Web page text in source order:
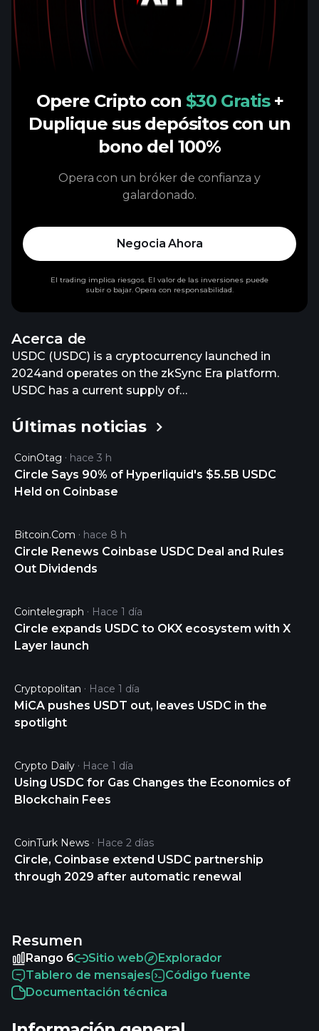
Acerca de
USDC (USDC) is a cryptocurrency launched in
2024and operates on the zkSync Era platform.
USDC has a current supply of
USDC is 0.99989777 USD and is up 0.01 over the
market(s) with $7,058,197,204.08 traded over the
last 24 hours. More information can be found at
https://www.circle.com/en/usdc.
Últimas noticias
CoinOtag hace 3 h
Circle Says 90% of Hyperliquid's $5.5B USDC
Held on Coinbase
Bitcoin.com hace 8 h
Circle Renews Coinbase USDC Deal and Rules
Out Dividends
Cointelegraph Hace 1 día
Circle expands USDC to OKX ecosystem with X
Layer launch
Cryptopolitan Hace 1 día
MiCA pushes USDT out, leaves USDC in the
spotlight
Crypto Daily Hace 1 día
Using USDC for Gas Changes the Economics of
Blockchain Fees
CoinTurk News Hace 2 días
Circle, Coinbase extend USDC partnership
through 2029 after automatic renewal
Resumen
Rango 6 Sitio web
Explorador
Tablero de mensajes
Código fuente
Documentación técnica
Opere Cripto con $30 Gratis +
Duplique sus depósitos con un
bono del 100%
Opera con un bróker de confianza y
galardonado.
Negocia Ahora
El trading implica riesgos. El valor de las inversiones puede
subir o bajar. Opera con responsabilidad.